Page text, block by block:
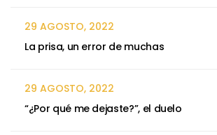
29 AGOSTO, 2022
La prisa, un error de muchas
29 AGOSTO, 2022
“¿Por qué me dejaste?”, el duelo